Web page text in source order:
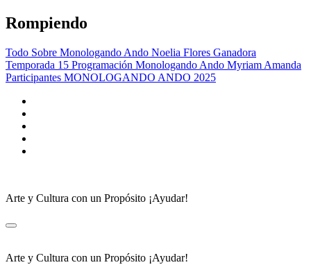
Saltar
al
Rompiendo
Todo Sobre Monologando Ando Noelia Flores Ganadora
Temporada 15 Programación Monologando Ando Myriam Amanda
Participantes MONOLOGANDO ANDO 2025
Arte y Cultura con un Propósito ¡Ayudar!
Arte y Cultura con un Propósito ¡Ayudar!